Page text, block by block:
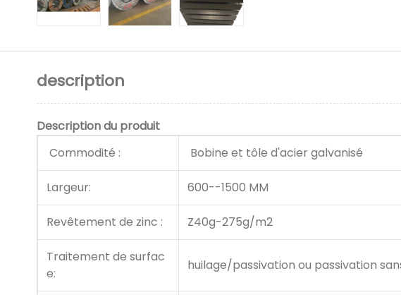
description
Description du produit
Commodité :
Bobine et tôle d'acier galvanisé
Largeur: 600--1500 MM
Revêtement de zinc : Z40g-275g/m2
Traitement de surfac
e:
huilage/passivation ou passivation